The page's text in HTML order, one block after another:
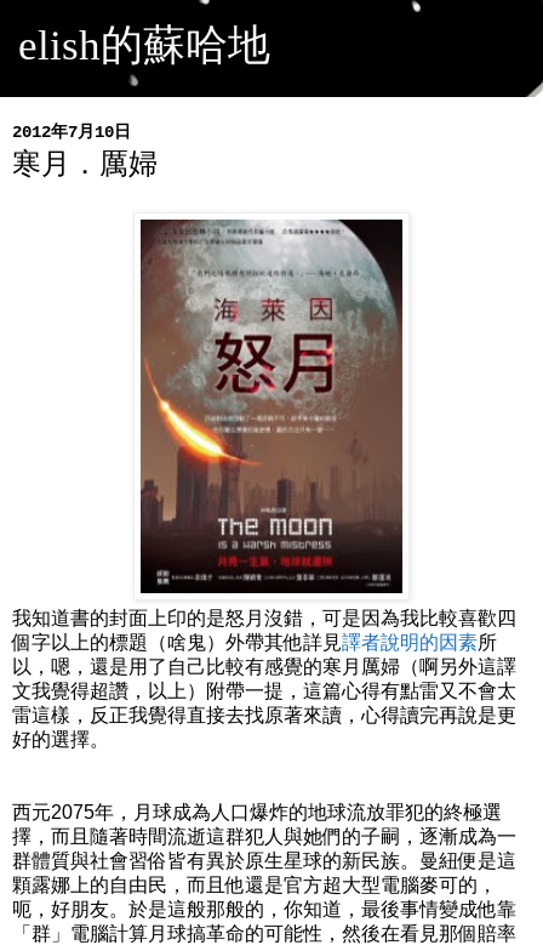
elish的蘇哈地
2012年7月10日
寒月．厲婦
我知道書的封面上印的是怒月沒錯，可是因為我比較喜歡四
個字以上的標題（啥鬼）外帶其他詳見譯者說明的因素所
以，嗯，還是用了自己比較有感覺的寒月厲婦（啊另外這譯
文我覺得超讚，以上）附帶一提，這篇心得有點雷又不會太
雷這樣，反正我覺得直接去找原著來讀，心得讀完再說是更
好的選擇。
西元2075年，月球成為人口爆炸的地球流放罪犯的終極選
擇，而且隨著時間流逝這群犯人與她們的子嗣，逐漸成為一
群體質與社會習俗皆有異於原生星球的新民族。曼紐便是這
顆露娜上的自由民，而且他還是官方超大型電腦麥可的，
呃，好朋友。於是這般那般的，你知道，最後事情變成他靠
「群」電腦計算月球搞革命的可能性，然後在看見那個賠率